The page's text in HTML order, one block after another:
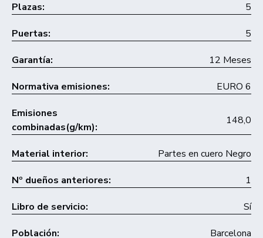
Plazas: 5
Puertas: 5
Garantía: 12 Meses
Normativa emisiones: EURO 6
Emisiones
combinadas(g/km):
148,0
Material interior: Partes en cuero Negro
Nº dueños anteriores: 1
Libro de servicio: Sí
Población: Barcelona